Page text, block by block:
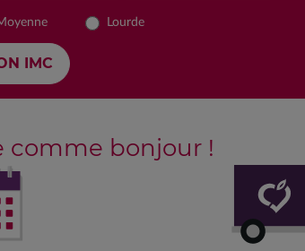
Lourde
comme bonjour !